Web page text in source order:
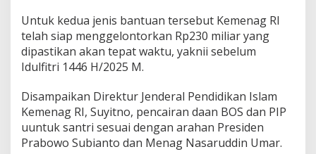
d
a
n
P
I
S
a
n
t
r
Untuk kedua jenis bantuan tersebut Kemenag RI
telah siap menggelontorkan Rp230 miliar yang
dipastikan akan tepat waktu, yaknii sebelum
Idulfitri 1446 H/2025 M.
Disampaikan Direktur Jenderal Pendidikan Islam
Kemenag RI, Suyitno, pencairan daan BOS dan PIP
uuntuk santri sesuai dengan arahan Presiden
Prabowo Subianto dan Menag Nasaruddin Umar.